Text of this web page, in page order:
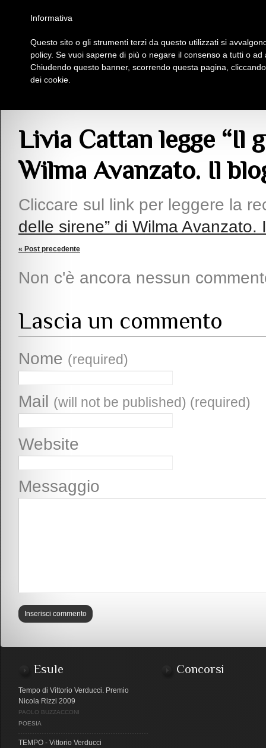
Insieme Per La Cultura
Livia Cattan legge “Il
Wilma Avanzato. Il
Cliccare sul link per leggere la
delle sirene” di Wilma
« Post precedente
Non c'è ancora nessun
Lascia un commento
Nome (required)
Mail (will not be published) (required)
Website
Messaggio
Esule
Tempo di Vittorio Verducci. Premio
Nicola Rizzi 2009
PAOLO BUZZACCONI
POESIA
TEMPO - Vittorio Verducci
Concorsi
Informativa
Questo sito o gli strumenti terzi da questo utilizzati si
policy. Se vuoi saperne di più o negare il consenso a tutti o
Chiudendo questo banner, scorrendo questa pagina,
dei cookie.